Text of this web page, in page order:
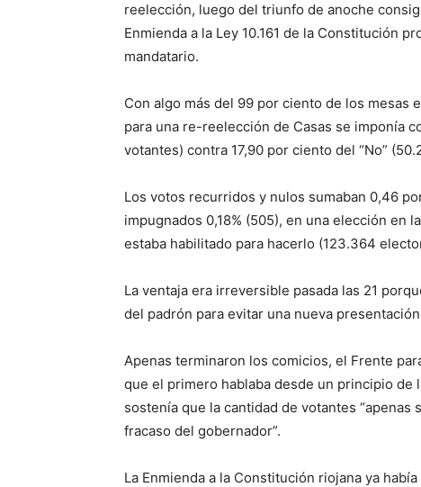
reelección, luego del triunfo de anoche
Enmienda a la Ley 10.161 de la Constitución
mandatario.
Con algo más del 99 por ciento de los mesas
para una re-reelección de Casas se imponía
votantes) contra 17,90 por ciento del “No”
Los votos recurridos y nulos sumaban 0,46
impugnados 0,18% (505), en una elección en
estaba habilitado para hacerlo (123.364
La ventaja era irreversible pasada las 21
del padrón para evitar una nueva
Apenas terminaron los comicios, el Frente
que el primero hablaba desde un principio de
sostenía que la cantidad de votantes
fracaso del gobernador”.
La Enmienda a la Constitución riojana ya